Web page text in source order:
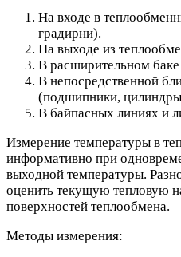
На входе в
градирни).
На выходе из
В расширительном
В непосредственной
(подшипники,
В байпасных линиях и
Измерение температуры в
информативно при
выходной температуры.
оценить текущую тепловую
поверхностей теплообмена.
Методы измерения: